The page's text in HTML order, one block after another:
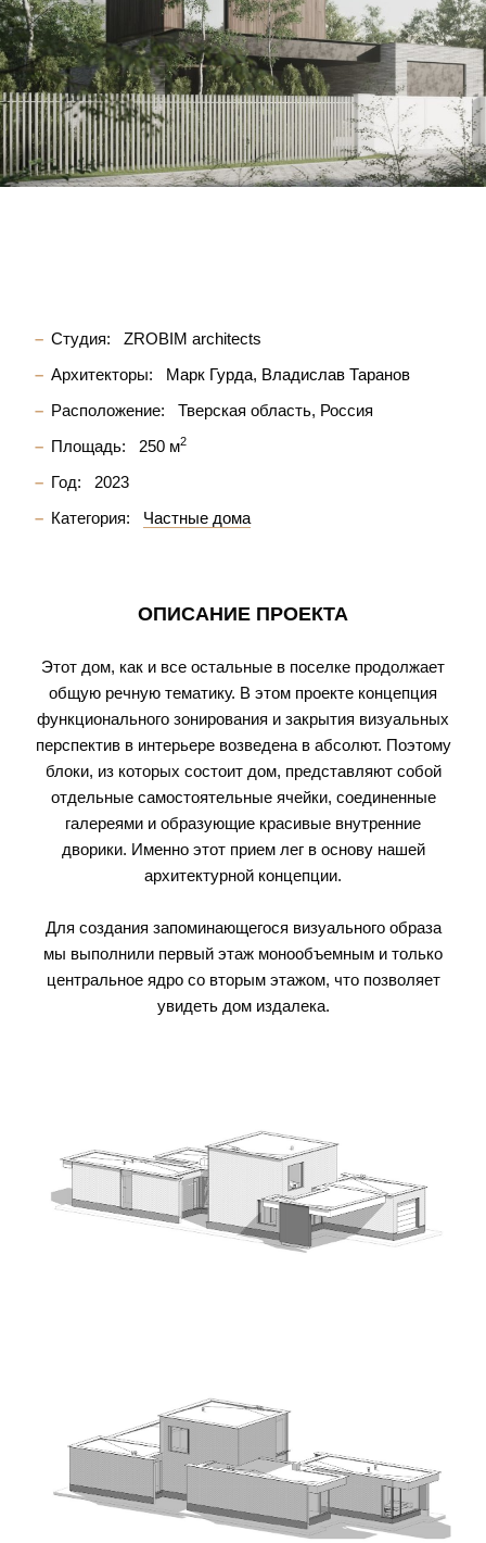
Студия:
ZROBIM architects
Архитекторы:
Марк Гурда Владислав Таранов
Расположение:
Тверская область, Россия
Площадь:
250 м2
Год:
2023
Категория:
Частные дома
ОПИСАНИЕ ПРОЕКТА
Этот дом, как и все остальные в поселке продолжает
общую речную тематику. В этом проекте концепция
функционального зонирования и закрытия визуальных
перспектив в интерьере возведена в абсолют. Поэтому
блоки, из которых состоит дом, представляют собой
отдельные самостоятельные ячейки, соединенные
галереями и образующие красивые внутренние
дворики. Именно этот прием лег в основу нашей
архитектурной концепции.
Для создания запоминающегося визуального образа
мы выполнили первый этаж монообъемным и только
центральное ядро со вторым этажом, что позволяет
увидеть дом издалека.